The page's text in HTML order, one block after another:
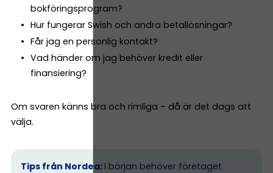
bokföringsprogram?
Hur fungerar Swish och andra betallösningar?
Får jag en personlig kontakt?
Vad händer om jag behöver kredit eller
finansiering?
Om svaren känns bra och rimliga – då är det dags att
välja.
Tips från Nordea: I början behöver företaget